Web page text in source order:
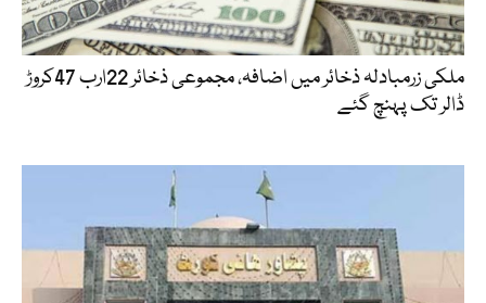
ملکی زرمبادلہ ذخائر میں اضافہ، مجموعی ذخائر 22ارب 47کروڑ
ڈالر تک پہنچ گئے